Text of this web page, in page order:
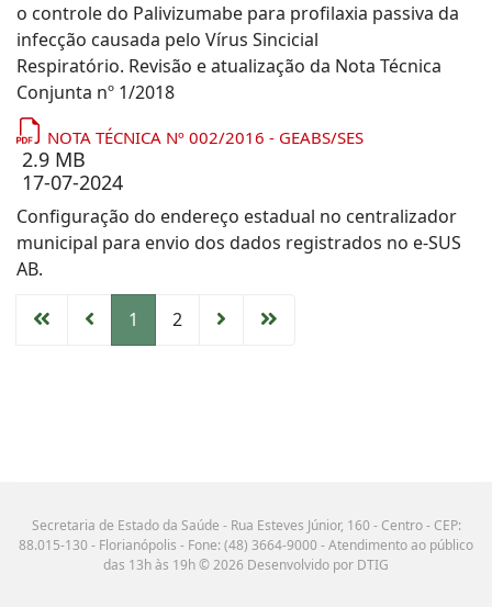
o controle do Palivizumabe para profilaxia passiva da
infecção causada pelo Vírus Sincicial
Respiratório. Revisão e atualização da Nota Técnica
Conjunta nº 1/2018
NOTA TÉCNICA Nº 002/2016 - GEABS/SES
2.9 MB
17-07-2024
Configuração do endereço estadual no centralizador
municipal para envio dos dados registrados no e-SUS
AB.
1 2
Secretaria de Estado da Saúde - Rua Esteves Júnior, 160 - Centro - CEP:
88.015-130 - Florianópolis - Fone: (48) 3664-9000 - Atendimento ao público
das 13h às 19h © 2026 Desenvolvido por DTIG